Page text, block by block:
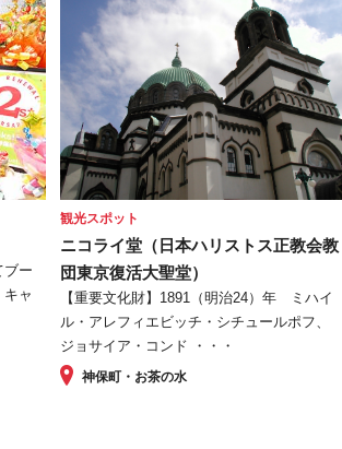
ブー
ャ
観光スポット
ニコライ堂（日本ハリストス正教会教
団東京復活大聖堂）
【重要文化財】1891（明治24）年 ミハイ
ル・アレフィエビッチ・シチュールポフ、
ジョサイア・コンド ・・・
神保町・お茶の水